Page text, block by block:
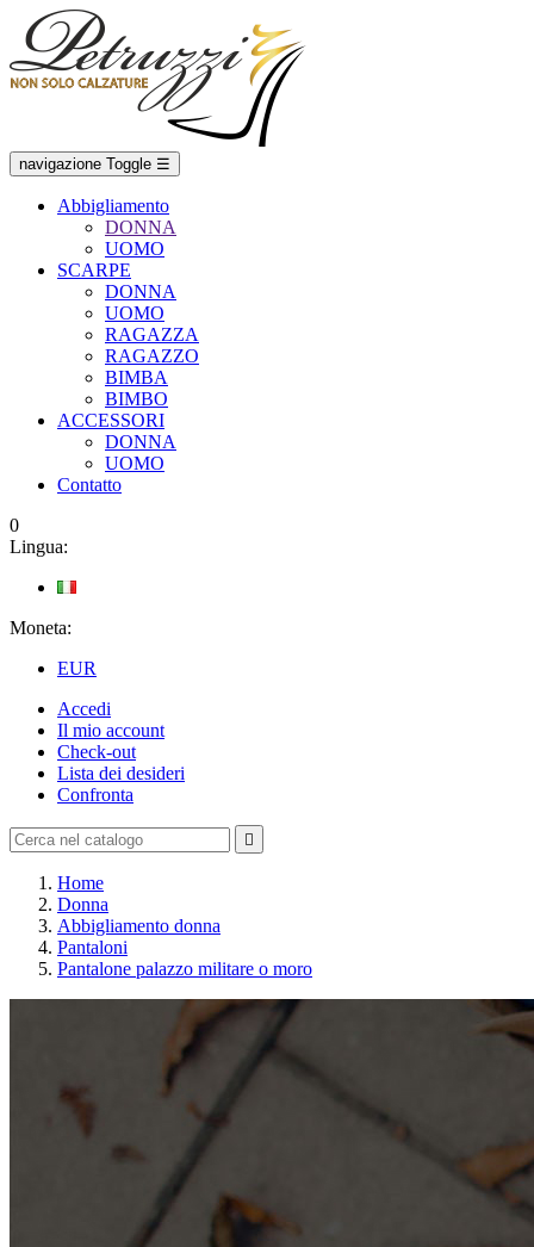
navigazione Toggle ☰
Abbigliamento
DONNA
UOMO
SCARPE
DONNA
UOMO
RAGAZZA
RAGAZZO
BIMBA
BIMBO
ACCESSORI
DONNA
UOMO
Contatto
0
Lingua:
Moneta:
EUR
Accedi
Il mio account
Check-out
Lista dei desideri
Confronta

Home
Donna
Abbigliamento donna
Pantaloni
Pantalone palazzo militare o moro